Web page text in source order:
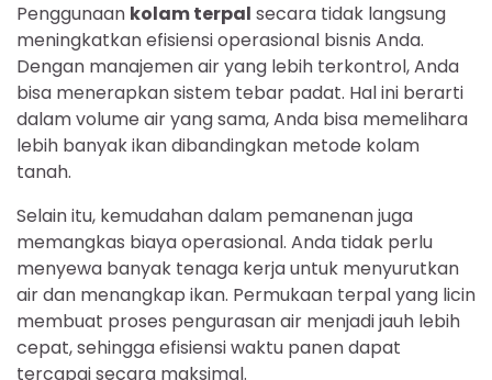
Penggunaan kolam terpal secara tidak langsung
meningkatkan efisiensi operasional bisnis Anda.
Dengan manajemen air yang lebih terkontrol, Anda
bisa menerapkan sistem tebar padat. Hal ini berarti
dalam volume air yang sama, Anda bisa memelihara
lebih banyak ikan dibandingkan metode kolam
tanah.
Selain itu, kemudahan dalam pemanenan juga
memangkas biaya operasional. Anda tidak perlu
menyewa banyak tenaga kerja untuk menyurutkan
air dan menangkap ikan. Permukaan terpal yang licin
membuat proses pengurasan air menjadi jauh lebih
cepat, sehingga efisiensi waktu panen dapat
tercapai secara maksimal.